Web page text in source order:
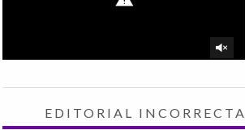
EDITORIAL INCORRECTA